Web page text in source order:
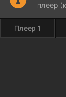
плеер
Плеер 1